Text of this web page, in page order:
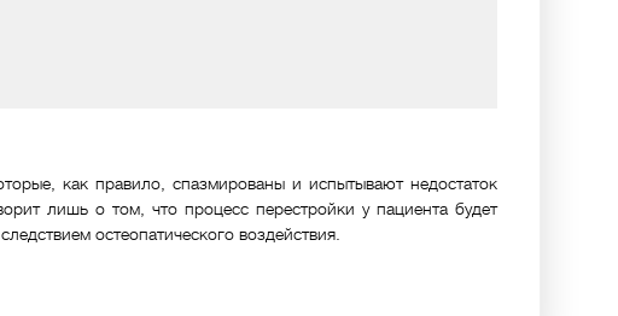
как правило, спазмированы и испытывают недостаток
лишь о том, что процесс перестройки у пациента будет
остеопатического воздействия.